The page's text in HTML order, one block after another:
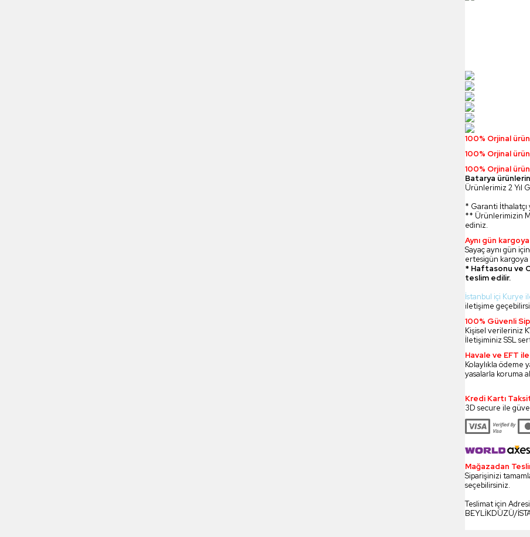
100% Orjinal ürün
100% Orjinal ürün
100% Orjinal
Batarya
Ürünlerimiz 2 Yıl
* Garanti İthalatçı
** Ürünlerimizin
ediniz.
Aynı gün
Sayaç aynı gün
ertesigün
* Haftasonu ve
teslim edilir.
İstanbul içi Kurye
iletişime
100% Güvenli
Kişisel verileriniz
İletişiminiz SSL
Havale ve EFT
Kolaylıkla ödeme
yasalarla koruma
Kredi Kartı
3D secure ile
Mağazadan
Siparişinizi
seçebilirsiniz.
Teslimat için
BEYLİKDÜZÜ/